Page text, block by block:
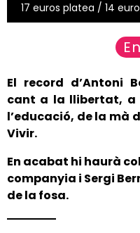
17 euros platea / 14
El record d’Antoni
cant a la llibertat, a
l’educació, de la mà
Vivir.
En acabat hi haurà
companyia i Sergi
de la fosa.